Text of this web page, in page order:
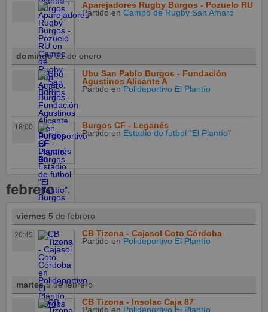
Aparejadores Rugby Burgos - Pozuelo RU
Partido en Campo de Rugby San Amaro
domingo31 de enero
Ubu San Pablo Burgos - Fundación
Agustinos Alicante A
Partido en Polideportivo El Plantío
18:00
Burgos CF - Leganés
Partido en Estadio de futbol "El Plantío"
febrero
viernes 5 de febrero
20:45
CB Tizona - Cajasol Coto Córdoba
Partido en Polideportivo El Plantío
martes9 de febrero
CB Tizona - Insolac Caja 87
Partido en Polideportivo El Plantío